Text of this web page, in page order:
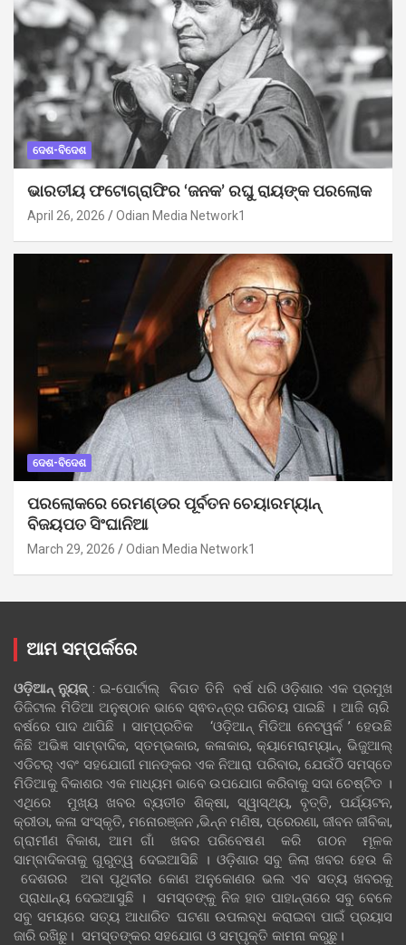
ଦେଶ-ବିଦେଶ
ଭାରତୀୟ ଫଟୋଗ୍ରାଫିର ‘ଜନକ’ ରଘୁ ରାୟଙ୍କ ପରଲୋକ
April 26, 2026 Odian Media Network1
ଦେଶ-ବିଦେଶ
ପରଲୋକରେ ରେମଣ୍ଡର ପୂର୍ବତନ ଚେୟାରମ୍ୟାନ୍
ବିଜୟପତ ସିଂଘାନିଆ
March 29, 2026 Odian Media Network1
ଆମ ସମ୍ପର୍କରେ
ଓଡ଼ିଆନ୍‍ ନ୍ୟୁଜ୍‍: ଇ-ପୋର୍ଟାଲ୍ ବିଗତ ତିନି ବର୍ଷ ଧରି ଓଡ଼ିଶାର ଏକ ପ୍ରମୁଖ
ଡିଜିଟାଲ ମିଡିଆ ଅନୁଷ୍ଠାନ ଭାବେ ସ୍ଵତନ୍ତ୍ର ପରିଚୟ ପାଇଛି । ଆଜି ଚାରି
ବର୍ଷରେ ପାଦ ଥାପିଛି । ସାମ୍ପ୍ରତିକ ‘ଓଡ଼ିଆନ୍‍ ମିଡିଆ ନେଟୱର୍କ ’ ହେଉଛି
କିଛି ଅଭିଜ୍ଞ ସାମ୍ବାଦିକ, ସ୍ତମ୍ଭକାର, କଳାକାର, କ୍ୟାମେରାମ୍ୟାନ୍, ଭିଜୁଆଲ୍
ଏଡିଟର୍ ଏବଂ ସହଯୋଗୀ ମାନଙ୍କର ଏକ ନିଆରା ପରିବାର, ଯେଉଁଠି ସମସ୍ତେ
ମିଡିଆକୁ ବିକାଶର ଏକ ମାଧ୍ୟମ ଭାବେ ଉପଯୋଗ କରିବାକୁ ସଦା ଚେଷ୍ଟିତ ।
ଏଥିରେ ମୁଖ୍ୟ ଖବର ବ୍ୟତୀତ ଶିକ୍ଷା, ସ୍ୱାସ୍ଥ୍ୟ, ବୃତ୍ତି, ପର୍ଯ୍ୟଟନ,
କ୍ରୀଡା, କଳା ସଂସ୍କୃତି, ମନୋରଞ୍ଜନ ,ଭିନ୍ନ ମଣିଷ, ପ୍ରେରଣା, ଜୀବନ ଜୀବିକା,
ଗ୍ରାମୀଣ ବିକାଶ, ଆମ ଗାଁ ଖବର ପରିବେଷଣ କରି ଗଠନ ମୂଳକ
ସାମ୍ବାଦିକତାକୁ ଗୁରୁତ୍ୱ ଦେଇଆସିଛି । ଓଡ଼ିଶାର ସବୁ ଜିଲା ଖବର ହେଉ କି
ଦେଶରର ଅବା ପୃଥିବୀର କୋଣ ଅନୁକୋଣର ଭଲ ଏବ ସତ୍ୟ ଖବରକୁ
ପ୍ରାଧାନ୍ୟ ଦେଇଆସୁଛି । ସମସ୍ତଙ୍କୁ ନିଜ ହାତ ପାହାନ୍ତାରେ ସବୁ ବେଳେ
ସବୁ ସମୟରେ ସତ୍ୟ ଆଧାରିତ ଘଟଣା ଉପଲବ୍ଧ କରାଇବା ପାଇଁ ପ୍ରୟାସ
ଜାରି ରଖିଛୁ। ସମସ୍ତଙ୍କର ସହଯୋଗ ଓ ସମ୍ପୃକ୍ତି କାମନା କରୁଛୁ।